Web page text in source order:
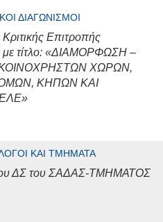
ΔΙΑΓΩΝΙΣΜΟΊ
Επιτροπής
με τίτλο: «ΔΙΑΜΟΡΦΩΣΗ –
ΧΩΡΩΝ,
ΚΗΠΩΝ ΚΑΙ
ΚΑΙ ΤΜΉΜΑΤΑ
ΔΣ του ΣΑΔΑΣ-ΤΜΗΜΑΤΟΣ